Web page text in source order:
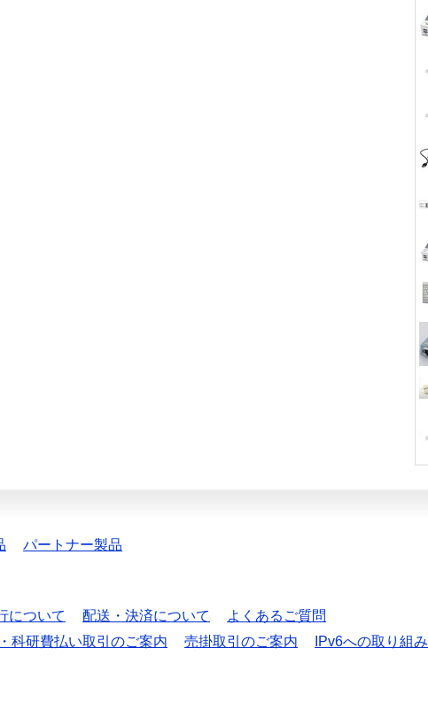
パートナー製品
について 配送・決済について
よくあるご質問
科研費払い取引のご案内 売掛取引のご案内
IPv6への取り組み